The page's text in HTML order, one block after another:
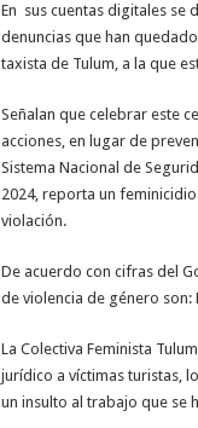
En sus cuentas digitales se
denuncias que han
taxista de Tulum, a la que
Señalan que celebrar este
acciones, en lugar de
Sistema Nacional de
2024, reporta un
violación.
De acuerdo con cifras del
de violencia de género son:
La Colectiva Feminista
jurídico a víctimas turistas,
un insulto al trabajo que se